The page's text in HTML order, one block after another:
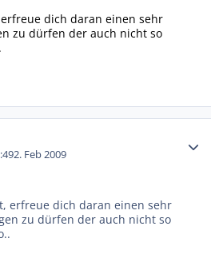
dich daran einen sehr
zu dürfen der auch nicht so
2. Feb 2009
erfreue dich daran einen sehr
zu dürfen der auch nicht so